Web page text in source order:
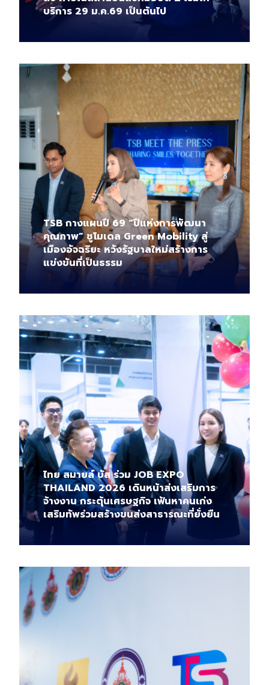
บริการ 29 ม.ค.69 เป็นต้นไป
TSB กางแผนปี 69 “ปีแห่งการพัฒนา
คุณภาพ” ชูโมเดล Green Mobility สู่
เมืองอัจฉริยะ หวังรัฐบาลใหม่สร้างการ
แข่งขันที่เป็นธรรม
ไทย สมายล์ บัส ร่วม JOB EXPO
THAILAND 2026 เดินหน้าส่งเสริมการ
จ้างงาน กระตุ้นเศรษฐกิจ เฟ้นหาคนเก่ง
เสริมทัพร่วมสร้างขนส่งสาธารณะที่ยั่งยืน